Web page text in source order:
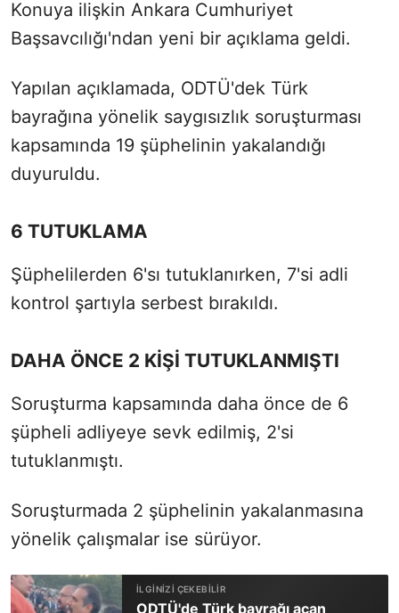
Konuya ilişkin Ankara Cumhuriyet
Başsavcılığı'ndan yeni bir açıklama geldi.
Yapılan açıklamada, ODTÜ'dek Türk
bayrağına yönelik saygısızlık soruşturması
kapsamında 19 şüphelinin yakalandığı
duyuruldu.
6 TUTUKLAMA
Şüphelilerden 6'sı tutuklanırken, 7'si adli
kontrol şartıyla serbest bırakıldı.
DAHA ÖNCE 2 KİŞİ TUTUKLANMIŞTI
Soruşturma kapsamında daha önce de 6
şüpheli adliyeye sevk edilmiş, 2'si
tutuklanmıştı.
Soruşturmada 2 şüphelinin yakalanmasına
yönelik çalışmalar ise sürüyor.
ODTÜ'de Türk bayrağı açan